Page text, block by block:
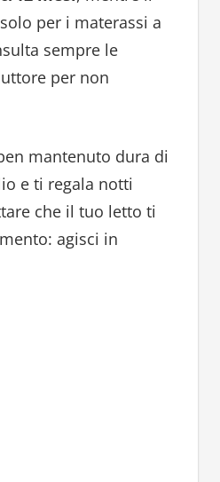
per i materassi a
sempre le
per non
mantenuto dura di
e ti regala notti
che il tuo letto ti
agisci in